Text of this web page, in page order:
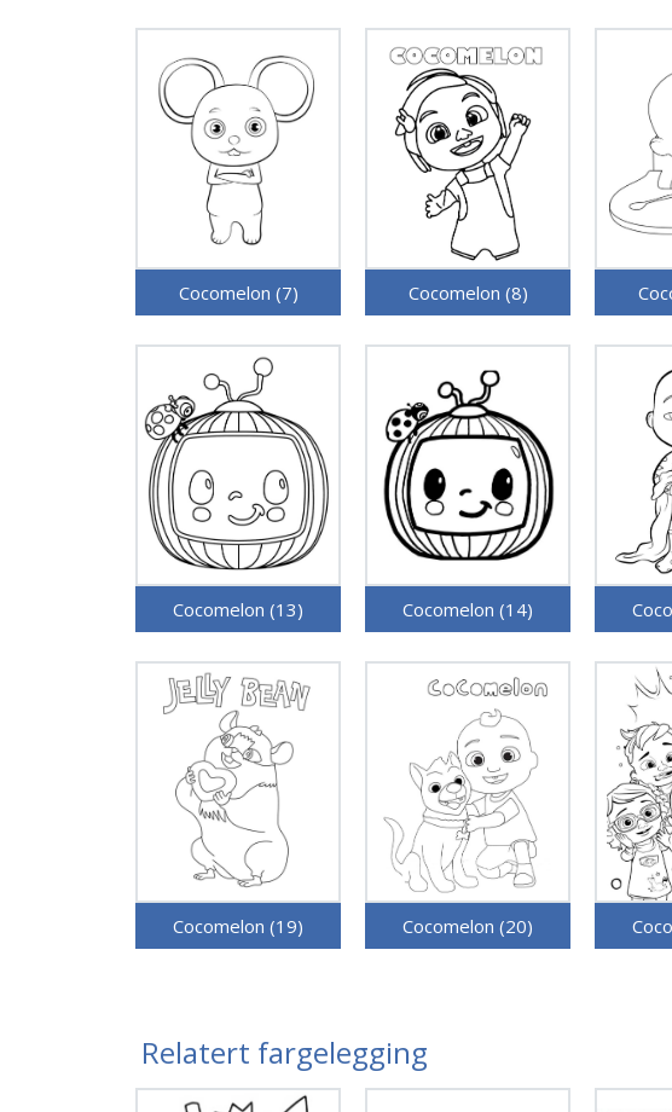
Cocomelon (7) Cocomelon (8)
Cocomelon (13) Cocomelon (14)
Cocomelon (19) Cocomelon (20)
Relatert fargelegging